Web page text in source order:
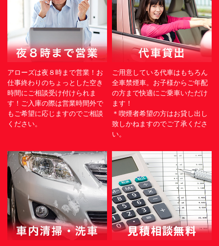
アローズは夜８時まで営業！お
仕事終わりのちょっとした空き
時間にご相談受け付けられま
す！ご入庫の際は営業時間外で
もご希望に応じますのでご相談
ください。
ご用意している代車はもちろん
全車禁煙車。お子様からご年配
の方まで快適にご乗車いただけ
ます！
＊喫煙者希望の方はお貸し出し
致しかねますのでご了承くださ
い。